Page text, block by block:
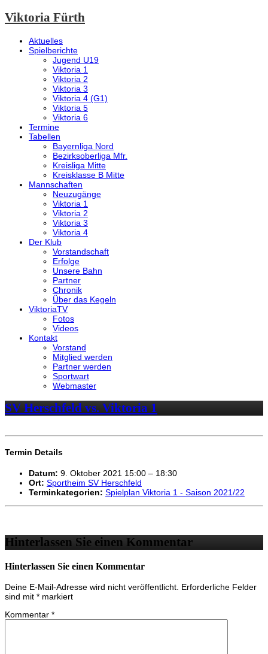
Viktoria Fürth
Aktuelles
Spielberichte
Jugend U19
Viktoria 1
Viktoria 2
Viktoria 3
Viktoria 4 (G1)
Viktoria 5
Viktoria 6
Termine
Tabellen
Bayernliga Nord
Bezirksoberliga Mfr.
Kreisliga Mitte
Kreisklasse B Mitte
Mannschaften
Neuzugänge
Viktoria 1
Viktoria 2
Viktoria 3
Viktoria 4
Der Klub
Vorstandschaft
Erfolge
Unsere Bahn
Partner
Chronik
Über das Kegeln
ViktoriaTV
Fotos
Videos
Kontakt
Vorstand
Mitglied werden
Partner werden
Sportwart
Webmaster
SV Herschfeld vs. Viktoria 1
Termin Details
Datum: 9. Oktober 2021 15:00 – 18:30
Ort: Sportheim SV Herschfeld
Terminkategorien: Spielplan Viktoria 1 - Saison 2021/22
Hinterlassen Sie einen Kommentar
Hinterlassen Sie einen Kommentar
Deine E-Mail-Adresse wird nicht veröffentlicht. Erforderliche Felder
sind mit * markiert
Kommentar *